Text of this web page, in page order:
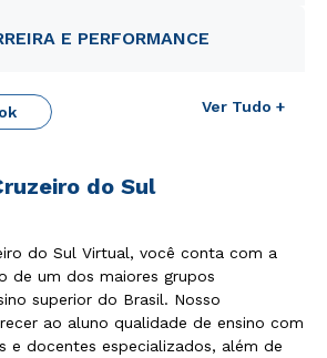
E PERFORMANCE
Ver Tudo +
do Sul
do Sul Virtual, você conta com a
de um dos maiores grupos
superior do Brasil. Nosso
ao aluno qualidade de ensino com
e docentes especializados, além de
fácil